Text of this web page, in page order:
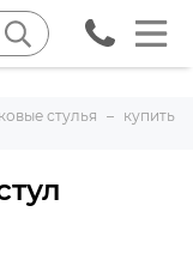
стулья
купить